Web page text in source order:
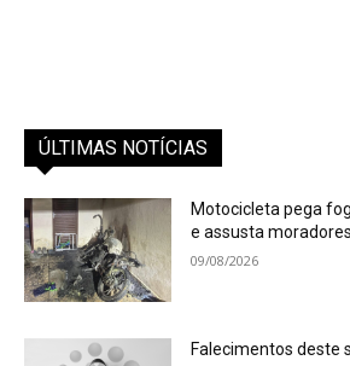
ÚLTIMAS NOTÍCIAS
Motocicleta pega
e assusta
09/08/2026
Falecimentos deste